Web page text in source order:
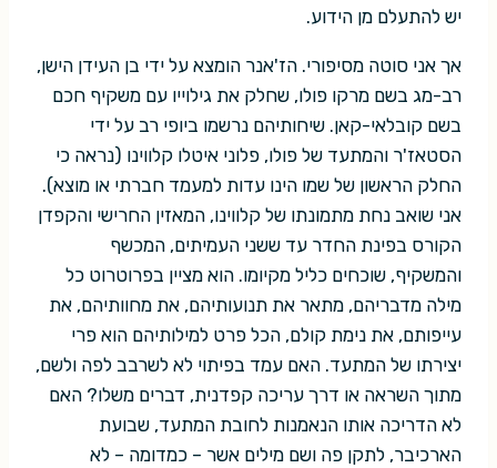
יש להתעלם מן הידוע.
אך אני סוטה מסיפורי. הז'אנר הומצא על ידי בן העידן הישן,
רב-מג בשם מרקו פולו, שחלק את גילוייו עם משקיף חכם
בשם קובלאי-קאן. שיחותיהם נרשמו ביופי רב על ידי
הסטאז'ר והמתעד של פולו, פלוני איטלו קלווינו (נראה כי
החלק הראשון של שמו הינו עדות למעמד חברתי או מוצא).
אני שואב נחת מתמונתו של קלווינו, המאזין החרישי והקפדן
הקורס בפינת החדר עד ששני העמיתים, המכשף
והמשקיף, שוכחים כליל מקיומו. הוא מציין בפרוטרוט כל
מילה מדבריהם, מתאר את תנועותיהם, את מחוותיהם, את
עייפותם, את נימת קולם, הכל פרט למילותיהם הוא פרי
יצירתו של המתעד. האם עמד בפיתוי לא לשרבב לפה ולשם,
מתוך השראה או דרך עריכה קפדנית, דברים משלו? האם
לא הדריכה אותו הנאמנות לחובת המתעד, שבועת
הארכיבר, לתקן פה ושם מילים אשר – כמדומה – לא